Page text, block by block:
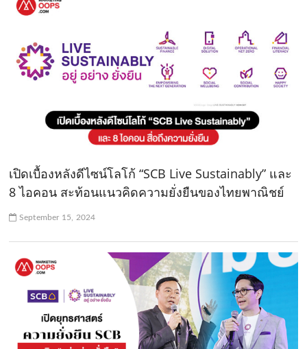
เปิดเบื้องหลังดีไซน์โลโก้ “SCB Live Sustainably” และ
8 ไอคอน สะท้อนแนวคิดความยั่งยืนของไทยพาณิชย์
September 15, 2024